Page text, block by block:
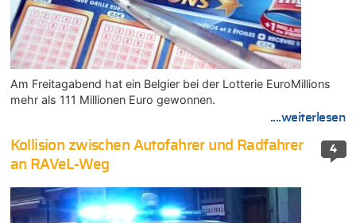
Am Freitagabend hat ein Belgier bei der Lotterie EuroMillions
mehr als 111 Millionen Euro gewonnen.
....weiterlesen
4
Kollision zwischen Autofahrer und Radfahrer
an RAVeL-Weg